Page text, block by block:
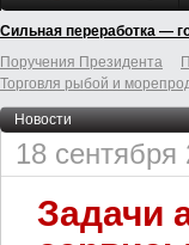
Сильная переработка —
Поручения Президента
Торговля рыбой и
Новости
18 сентября
Задачи